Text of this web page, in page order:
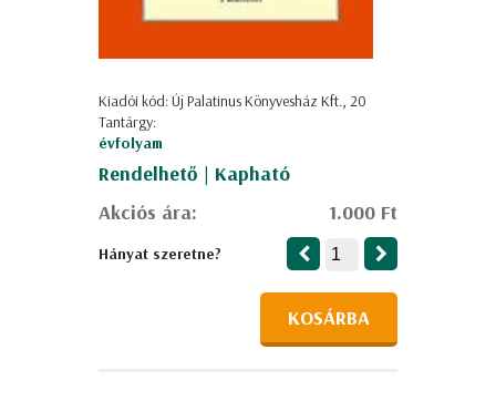
Kiadói kód: Új Palatinus Könyvesház Kft., 20
Tantárgy:
évfolyam
Rendelhető | Kapható
Akciós ára:
1.000 Ft
Hányat szeretne?
KOSÁRBA